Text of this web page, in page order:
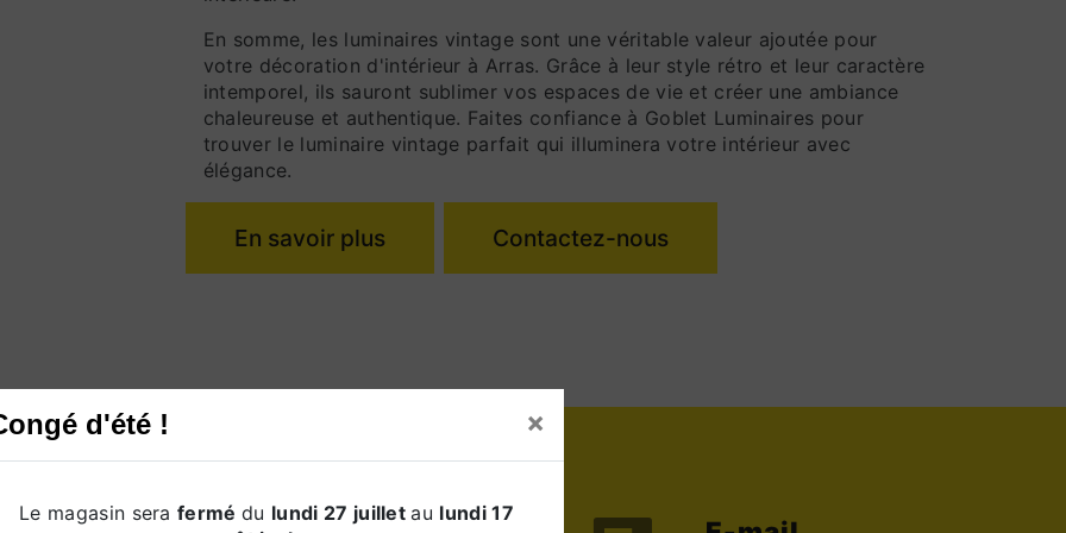
d'été ! ×
Le magasin serafermédu lundi 27 juilletau lundi 17
En somme, les luminaires vintage sont une véritable valeur ajoutée pour
votre décoration d'intérieur à Arras. Grâce à leur style rétro et leur caractère
intemporel, ils sauront sublimer vos espaces de vie et créer une ambiance
chaleureuse et authentique. Faites confiance à Goblet Luminaires pour
trouver le luminaire vintage parfait qui illuminera votre intérieur avec
élégance.
En savoir plus Contactez-nous